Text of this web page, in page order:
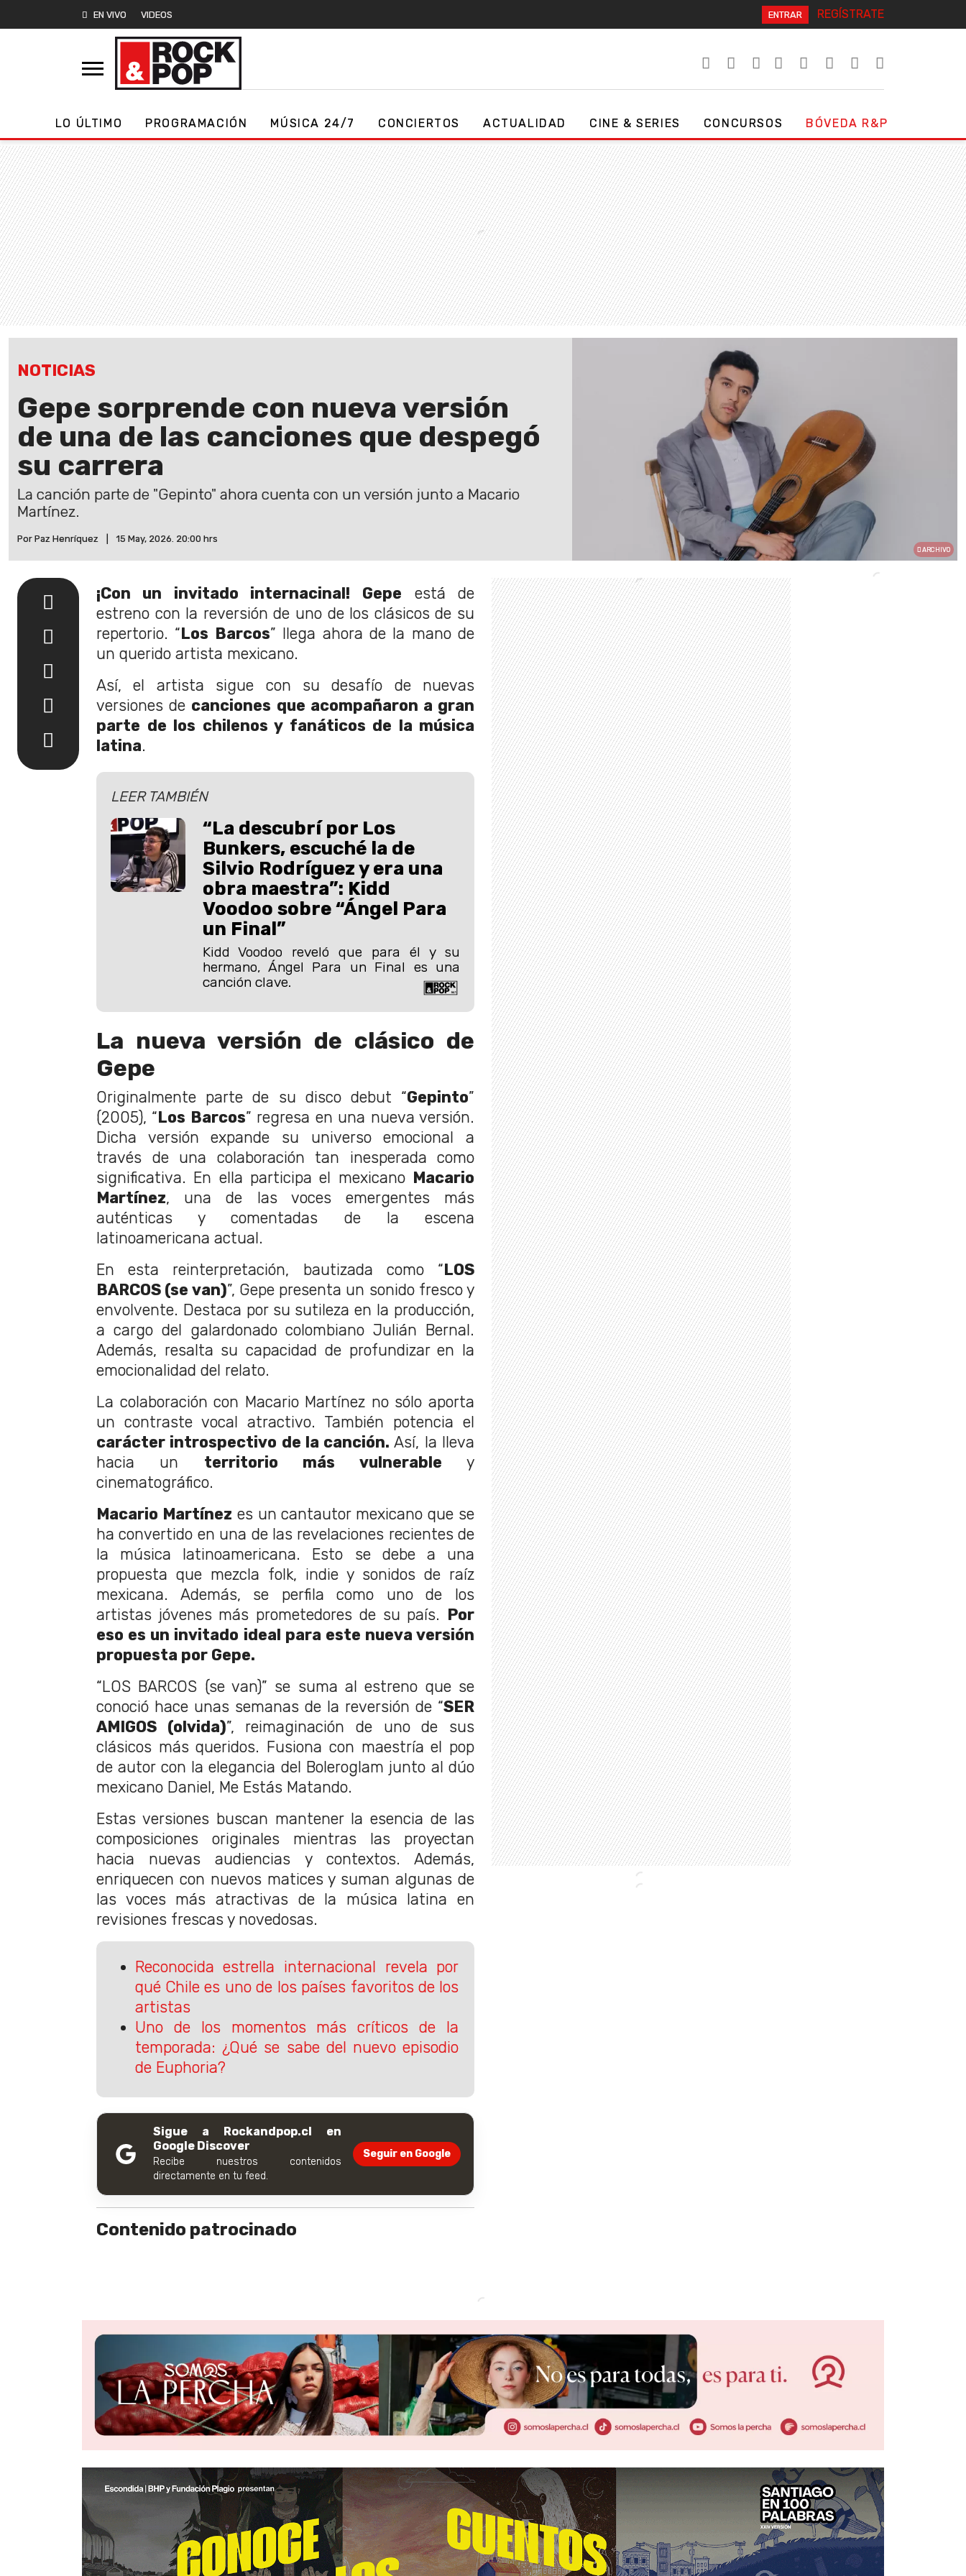
EN VIVO VIDEOS ENTRAR REGÍSTRATE
LO ÚLTIMO PROGRAMACIÓN MÚSICA 24/7 CONCIERTOS ACTUALIDAD CINE & SERIES CONCURSOS BÓVEDA R&P
NOTICIAS
Gepe sorprende con nueva versión
de una de las canciones que despegó
su carrera
La canción parte de "Gepinto" ahora cuenta con un versión junto a Macario
Martínez.
Por Paz Henríquez 15 May, 2026. 20:00 hrs
ARCHIVO
¡Con un invitado internacinal! Gepe está de
estreno con la reversión de uno de los clásicos de su
repertorio. “Los Barcos” llega ahora de la mano de
un querido artista mexicano.
Así, el artista sigue con su desafío de nuevas
versiones de canciones que acompañaron a gran
parte de los chilenos y fanáticos de la música
latina.
LEER TAMBIÉN
“La descubrí por Los
Bunkers, escuché la de
Silvio Rodríguez y era una
obra maestra”: Kidd
Voodoo sobre “Ángel Para
un Final”
Kidd Voodoo reveló que para él y su
hermano, Ángel Para un Final es una
canción clave.
La nueva versión de clásico de
Gepe
Originalmente parte de su disco debut “Gepinto”
(2005), “Los Barcos” regresa en una nueva versión.
Dicha versión expande su universo emocional a
través de una colaboración tan inesperada como
significativa. En ella participa el mexicano Macario
Martínez, una de las voces emergentes más
auténticas y comentadas de la escena
latinoamericana actual.
En esta reinterpretación, bautizada como “LOS
BARCOS (se van)”, Gepe presenta un sonido fresco y
envolvente. Destaca por su sutileza en la producción,
a cargo del galardonado colombiano Julián Bernal.
Además, resalta su capacidad de profundizar en la
emocionalidad del relato.
La colaboración con Macario Martínez no sólo aporta
un contraste vocal atractivo. También potencia el
carácter introspectivo de la canción. Así, la lleva
hacia un territorio más vulnerable y
cinematográfico.
Macario Martínez es un cantautor mexicano que se
ha convertido en una de las revelaciones recientes de
la música latinoamericana. Esto se debe a una
propuesta que mezcla folk, indie y sonidos de raíz
mexicana. Además, se perfila como uno de los
artistas jóvenes más prometedores de su país. Por
eso es un invitado ideal para este nueva versión
propuesta por Gepe.
“LOS BARCOS (se van)” se suma al estreno que se
conoció hace unas semanas de la reversión de “SER
AMIGOS (olvida)”, reimaginación de uno de sus
clásicos más queridos. Fusiona con maestría el pop
de autor con la elegancia del Boleroglam junto al dúo
mexicano Daniel, Me Estás Matando.
Estas versiones buscan mantener la esencia de las
composiciones originales mientras las proyectan
hacia nuevas audiencias y contextos. Además,
enriquecen con nuevos matices y suman algunas de
las voces más atractivas de la música latina en
revisiones frescas y novedosas.
Reconocida estrella internacional revela por
qué Chile es uno de los países favoritos de los
artistas
Uno de los momentos más críticos de la
temporada: ¿Qué se sabe del nuevo episodio
de Euphoria?
Sigue a Rockandpop.cl en
Google Discover
Recibe nuestros contenidos
directamente en tu feed.
Seguir en Google
Contenido patrocinado